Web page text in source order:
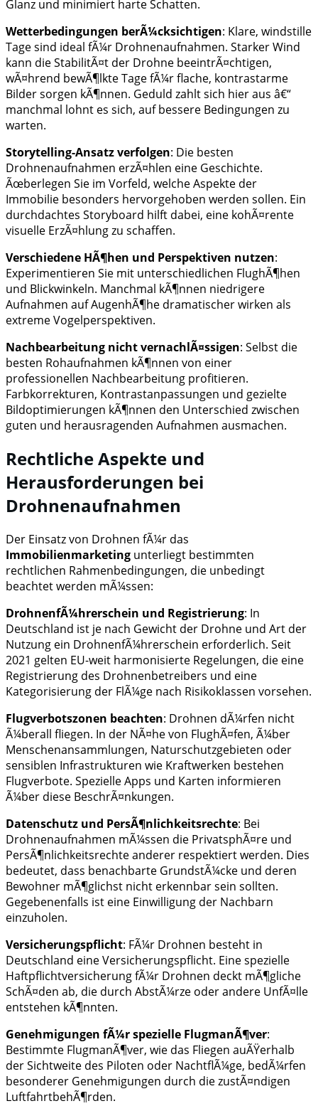
Glanz und minimiert harte Schatten.
Wetterbedingungen berÃ¼cksichtigen: Klare, windstille
Tage sind ideal fÃ¼r Drohnenaufnahmen. Starker Wind
kann die StabilitÃ¤t der Drohne beeintrÃ¤chtigen,
wÃ¤hrend bewÃ¶lkte Tage fÃ¼r flache, kontrastarme
Bilder sorgen kÃ¶nnen. Geduld zahlt sich hier aus â€“
manchmal lohnt es sich, auf bessere Bedingungen zu
warten.
Storytelling-Ansatz verfolgen: Die besten
Drohnenaufnahmen erzÃ¤hlen eine Geschichte.
Ãœberlegen Sie im Vorfeld, welche Aspekte der
Immobilie besonders hervorgehoben werden sollen. Ein
durchdachtes Storyboard hilft dabei, eine kohÃ¤rente
visuelle ErzÃ¤hlung zu schaffen.
Verschiedene HÃ¶hen und Perspektiven nutzen:
Experimentieren Sie mit unterschiedlichen FlughÃ¶hen
und Blickwinkeln. Manchmal kÃ¶nnen niedrigere
Aufnahmen auf AugenhÃ¶he dramatischer wirken als
extreme Vogelperspektiven.
Nachbearbeitung nicht vernachlÃ¤ssigen: Selbst die
besten Rohaufnahmen kÃ¶nnen von einer
professionellen Nachbearbeitung profitieren.
Farbkorrekturen, Kontrastanpassungen und gezielte
Bildoptimierungen kÃ¶nnen den Unterschied zwischen
guten und herausragenden Aufnahmen ausmachen.
Rechtliche Aspekte und
Herausforderungen bei
Drohnenaufnahmen
Der Einsatz von Drohnen fÃ¼r das
Immobilienmarketing unterliegt bestimmten
rechtlichen Rahmenbedingungen, die unbedingt
beachtet werden mÃ¼ssen:
DrohnenfÃ¼hrerschein und Registrierung: In
Deutschland ist je nach Gewicht der Drohne und Art der
Nutzung ein DrohnenfÃ¼hrerschein erforderlich. Seit
2021 gelten EU-weit harmonisierte Regelungen, die eine
Registrierung des Drohnenbetreibers und eine
Kategorisierung der FlÃ¼ge nach Risikoklassen vorsehen.
Flugverbotszonen beachten: Drohnen dÃ¼rfen nicht
Ã¼berall fliegen. In der NÃ¤he von FlughÃ¤fen, Ã¼ber
Menschenansammlungen, Naturschutzgebieten oder
sensiblen Infrastrukturen wie Kraftwerken bestehen
Flugverbote. Spezielle Apps und Karten informieren
Ã¼ber diese BeschrÃ¤nkungen.
Datenschutz und PersÃ¶nlichkeitsrechte: Bei
Drohnenaufnahmen mÃ¼ssen die PrivatsphÃ¤re und
PersÃ¶nlichkeitsrechte anderer respektiert werden. Dies
bedeutet, dass benachbarte GrundstÃ¼cke und deren
Bewohner mÃ¶glichst nicht erkennbar sein sollten.
Gegebenenfalls ist eine Einwilligung der Nachbarn
einzuholen.
Versicherungspflicht: FÃ¼r Drohnen besteht in
Deutschland eine Versicherungspflicht. Eine spezielle
Haftpflichtversicherung fÃ¼r Drohnen deckt mÃ¶gliche
SchÃ¤den ab, die durch AbstÃ¼rze oder andere UnfÃ¤lle
entstehen kÃ¶nnten.
Genehmigungen fÃ¼r spezielle FlugmanÃ¶ver:
Bestimmte FlugmanÃ¶ver, wie das Fliegen auÃŸerhalb
der Sichtweite des Piloten oder NachtflÃ¼ge, bedÃ¼rfen
besonderer Genehmigungen durch die zustÃ¤ndigen
LuftfahrtbehÃ¶rden.